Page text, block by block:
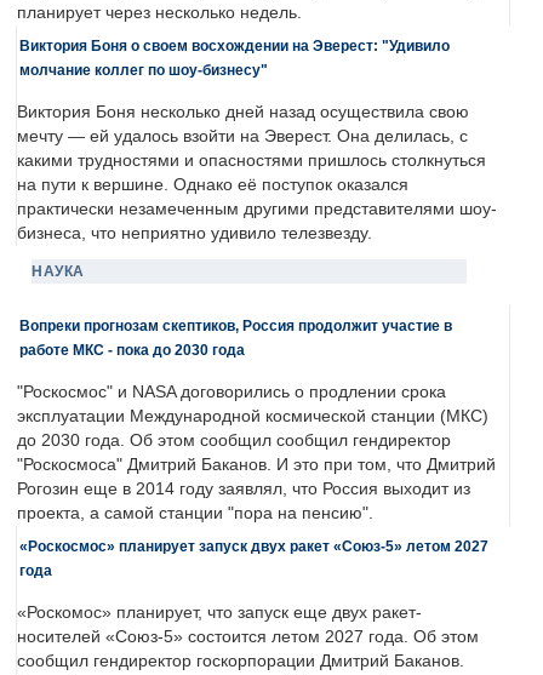
планирует через несколько недель.
Виктория Боня о своем восхождении на Эверест: "Удивило
молчание коллег по шоу-бизнесу"
Виктория Боня несколько дней назад осуществила свою
мечту — ей удалось взойти на Эверест. Она делилась, с
какими трудностями и опасностями пришлось столкнуться
на пути к вершине. Однако её поступок оказался
практически незамеченным другими представителями шоу-
бизнеса, что неприятно удивило телезвезду.
НАУКА
Вопреки прогнозам скептиков, Россия продолжит участие в
работе МКС - пока до 2030 года
"Роскосмос" и NASA договорились о продлении срока
эксплуатации Международной космической станции (МКС)
до 2030 года. Об этом сообщил сообщил гендиректор
"Роскосмоса" Дмитрий Баканов. И это при том, что Дмитрий
Рогозин еще в 2014 году заявлял, что Россия выходит из
проекта, а самой станции "пора на пенсию".
«Роскосмос» планирует запуск двух ракет «Союз-5» летом 2027
года
«Роскомос» планирует, что запуск еще двух ракет-
носителей «Союз-5» состоится летом 2027 года. Об этом
сообщил гендиректор госкорпорации Дмитрий Баканов.